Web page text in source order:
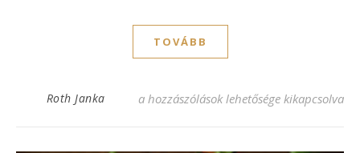
TOVÁBB
Roth Janka Diétás túrós recept, ami ízletes és könnyű!
a hozzászólások lehetősége kikapcsolva